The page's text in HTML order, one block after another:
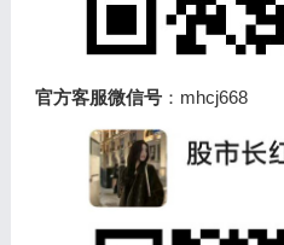
官方客服微信号：mhcj668